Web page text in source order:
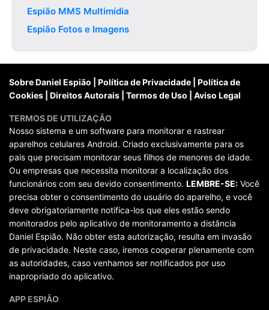
Espião MMS Multimídia
Espião Fotos e Imagens
Sobre Daniel Espião Política de Privacidade
Política de
Cookies
Direitos Autorais Termos de Uso Aviso Legal
TERMOS DE UTILIZAÇÃO
Nosso sistema e um software para monitorar e rastrear
aparelhos celulares Android. Criado exclusivamente para os
pais que precisam monitorar seus filhos de menores de idade.
Ou empresas que necessita monitorar a localização dos
funcionários com seu devido consentimento. LEMBRE-SE: Você
precisa obter o consentimento do usuário do aparelho, e você
deve obrigatoriamente notifica-los que eles estão sendo
monitorados pelo aplicativo de monitoramento a distância
Daniel Espião. Não obter esta autorização, resulta em invasão
de privacidade. Neste caso, iremos cooperar plenamente com
as autoridades, caso venhamos ser notificados por uso
inapropriado do aplicativo.
APP ESPIÃO